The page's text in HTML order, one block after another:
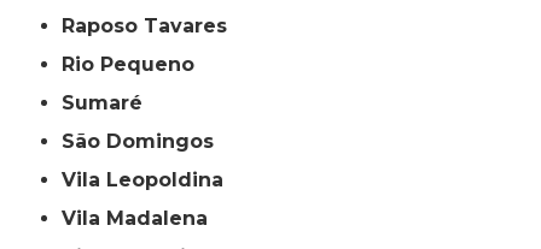
Raposo Tavares
Rio Pequeno
Sumaré
São Domingos
Vila Leopoldina
Vila Madalena